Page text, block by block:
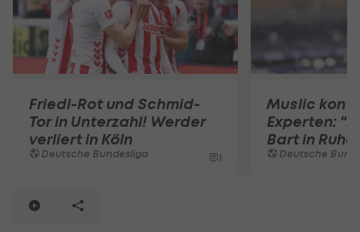
Friedl-Rot und Schmid-
Tor in Unterzahl! Werder
verliert in Köln
Deutsche Bundesliga 1
Muslic
Experten:
Bart in
Deutsche